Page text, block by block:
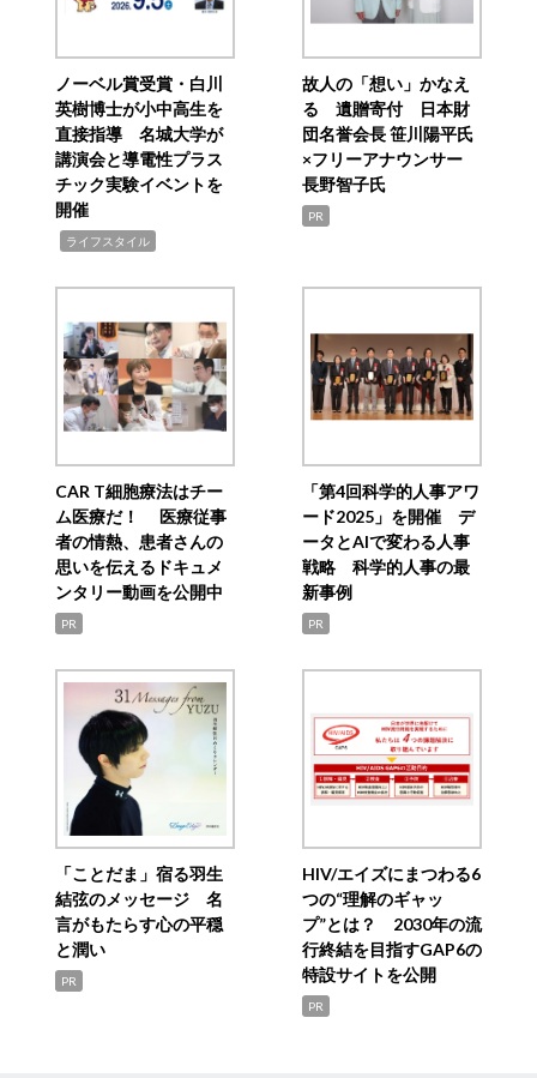
ノーベル賞受賞・白川
英樹博士が小中高生を
直接指導 名城大学が
講演会と導電性プラス
チック実験イベントを
開催
ライフスタイル
故人の「想い」かなえ
る 遺贈寄付 日本財
団名誉会長 笹川陽平氏
×フリーアナウンサー
長野智子氏
PR
CAR T細胞療法はチー
ム医療だ！ 医療従事
者の情熱、患者さんの
思いを伝えるドキュメ
ンタリー動画を公開中
PR
「第4回科学的人事アワ
ード2025」を開催 デ
ータとAIで変わる人事
戦略 科学的人事の最
新事例
PR
「ことだま」宿る羽生
結弦のメッセージ 名
言がもたらす心の平穏
と潤い
PR
HIV/エイズにまつわる6
つの“理解のギャッ
プ”とは？ 2030年の流
行終結を目指すGAP6の
特設サイトを公開
PR